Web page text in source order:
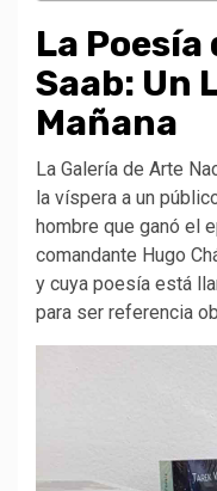
La Poesía
Saab: Un
Mañana
La Galería de Arte
la víspera a un
hombre que ganó el
comandante Hugo
y cuya poesía está
para ser referencia